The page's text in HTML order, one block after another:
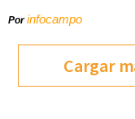
Porinfocampo
Cargar